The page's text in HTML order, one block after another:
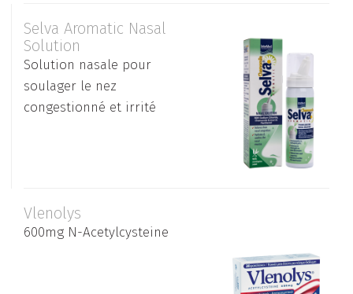
Selva Aromatic Nasal
Solution
Solution nasale pour
soulager le nez
congestionné et irrité
Vlenolys
600mg N-Acetylcysteine